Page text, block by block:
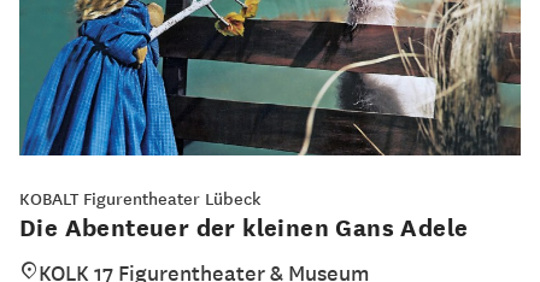
KOBALT Figurentheater Lübeck
Die Abenteuer der kleinen Gans Adele
KOLK 17 Figurentheater & Museum